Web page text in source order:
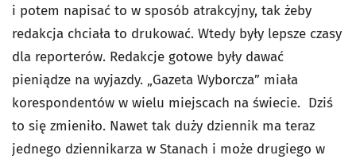
i potem napisać to w sposób atrakcyjny, tak żeby
redakcja chciała to drukować. Wtedy były lepsze czasy
dla reporterów. Redakcje gotowe były dawać
pieniądze na wyjazdy. „Gazeta Wyborcza” miała
korespondentów w wielu miejscach na świecie. Dziś
to się zmieniło. Nawet tak duży dziennik ma teraz
jednego dziennikarza w Stanach i może drugiego w